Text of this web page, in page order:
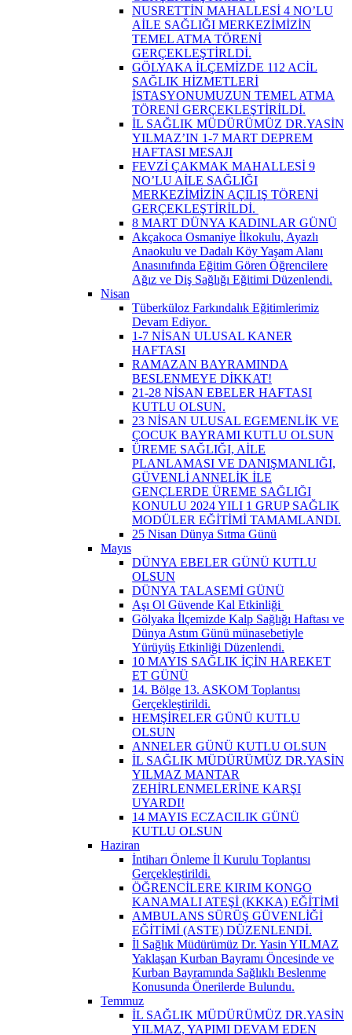
NUSRETTİN MAHALLESİ 4 NO’LU
AİLE SAĞLIĞI MERKEZİMİZİN
TEMEL ATMA TÖRENİ
GERÇEKLEŞTİRLDİ.
GÖLYAKA İLÇEMİZDE 112 ACİL
SAĞLIK HİZMETLERİ
İSTASYONUMUZUN TEMEL ATMA
TÖRENİ GERÇEKLEŞTİRİLDİ.
İL SAĞLIK MÜDÜRÜMÜZ DR.YASİN
YILMAZ’IN 1-7 MART DEPREM
HAFTASI MESAJI
FEVZİ ÇAKMAK MAHALLESİ 9
NO’LU AİLE SAĞLIĞI
MERKEZİMİZİN AÇILIŞ TÖRENİ
GERÇEKLEŞTİRİLDİ. ​
8 MART DÜNYA KADINLAR GÜNÜ
Akçakoca Osmaniye İlkokulu, Ayazlı
Anaokulu ve Dadalı Köy Yaşam Alanı
Anasınıfında Eğitim Gören Öğrencilere
Ağız ve Diş Sağlığı Eğitimi Düzenlendi.
Nisan
Tüberküloz Farkındalık Eğitimlerimiz
Devam Ediyor. ​
1-7 NİSAN ULUSAL KANER
HAFTASI
RAMAZAN BAYRAMINDA
BESLENMEYE DİKKAT!
21-28 NİSAN EBELER HAFTASI
KUTLU OLSUN.
23 NİSAN ULUSAL EGEMENLİK VE
ÇOCUK BAYRAMI KUTLU OLSUN
ÜREME SAĞLIĞI, AİLE
PLANLAMASI VE DANIŞMANLIĞI,
GÜVENLİ ANNELİK İLE
GENÇLERDE ÜREME SAĞLIĞI
KONULU 2024 YILI 1 GRUP SAĞLIK
MODÜLER EĞİTİMİ TAMAMLANDI.
25 Nisan Dünya Sıtma Günü
Mayıs
DÜNYA EBELER GÜNÜ KUTLU
OLSUN
DÜNYA TALASEMİ GÜNÜ
Aşı Ol Güvende Kal Etkinliği ​
Gölyaka İlçemizde Kalp Sağlığı Haftası ve
Dünya Astım Günü münasebetiyle
Yürüyüş Etkinliği Düzenlendi.
10 MAYIS SAĞLIK İÇİN HAREKET
ET GÜNÜ
14. Bölge 13. ASKOM Toplantısı
Gerçekleştirildi.
HEMŞİRELER GÜNÜ KUTLU
OLSUN
ANNELER GÜNÜ KUTLU OLSUN
İL SAĞLIK MÜDÜRÜMÜZ DR.YASİN
YILMAZ MANTAR
ZEHİRLENMELERİNE KARŞI
UYARDI!
14 MAYIS ECZACILIK GÜNÜ
KUTLU OLSUN
Haziran
İntiharı Önleme İl Kurulu Toplantısı
Gerçekleştirildi.
ÖĞRENCİLERE KIRIM KONGO
KANAMALI ATEŞİ (KKKA) EĞİTİMİ
AMBULANS SÜRÜŞ GÜVENLİĞİ
EĞİTİMİ (ASTE) DÜZENLENDİ.
İl Sağlık Müdürümüz Dr. Yasin YILMAZ
Yaklaşan Kurban Bayramı Öncesinde ve
Kurban Bayramında Sağlıklı Beslenme
Konusunda Önerilerde Bulundu.
Temmuz
İL SAĞLIK MÜDÜRÜMÜZ DR.YASİN
YILMAZ, YAPIMI DEVAM EDEN